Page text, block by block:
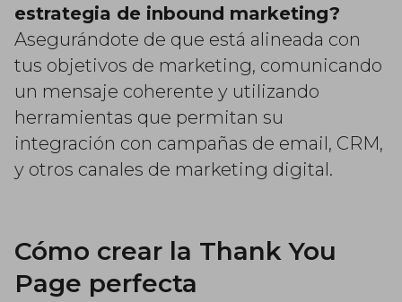
estrategia de inbound marketing?
Asegurándote de que está alineada con
tus objetivos de marketing, comunicando
un mensaje coherente y utilizando
herramientas que permitan su
integración con campañas de email, CRM,
y otros canales de marketing digital.
Cómo crear la Thank You
Page perfecta